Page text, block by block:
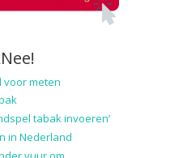
voor meten
tabak invoeren’
in Nederland